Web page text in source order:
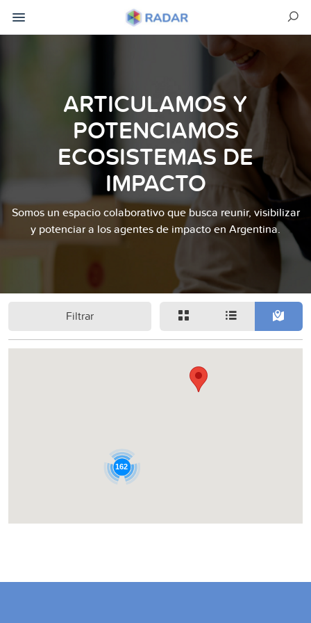
ARTICULAMOS Y
POTENCIAMOS
ECOSISTEMAS DE
IMPACTO
Somos un espacio colaborativo que busca reunir, visibilizar
y potenciar a los agentes de impacto en Argentina.
Filtrar
162